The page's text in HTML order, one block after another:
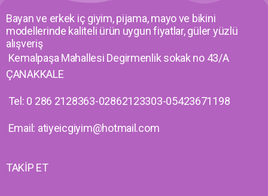
Bayan ve erkek iç giyim, pijama, mayo ve bikini
modellerinde kaliteli ürün uygun fiyatlar, güler yüzlü
alışveriş
Kemalpaşa Mahallesi Degirmenlik sokak no 43/A
ÇANAKKALE
Tel: 0 286 2128363-02862123303-05423671198
Email: atiyeicgiyim@hotmail.com
TAKİP ET